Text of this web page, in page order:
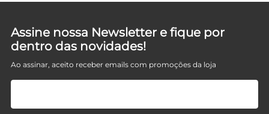
Assine nossa Newsletter e fique por
dentro das novidades!
Ao assinar, aceito receber emails com promoções da loja